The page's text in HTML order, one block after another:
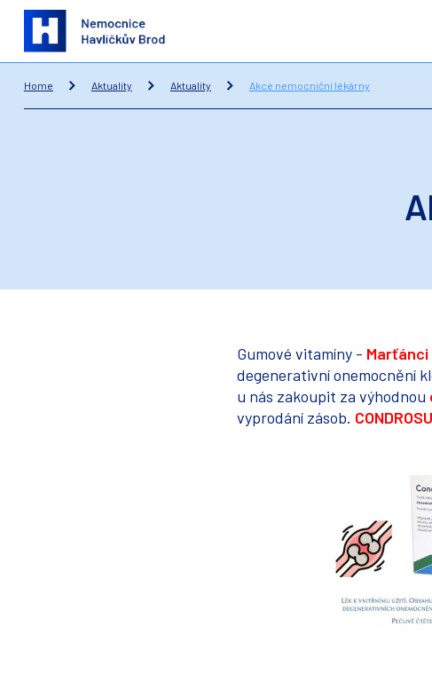
Home Aktuality Aktuality Akce nemocniční lékárny
Gumové vitamíny - Marťánci
degenerativní onemocnění
u nás zakoupit za výhodnou
vyprodání zásob.